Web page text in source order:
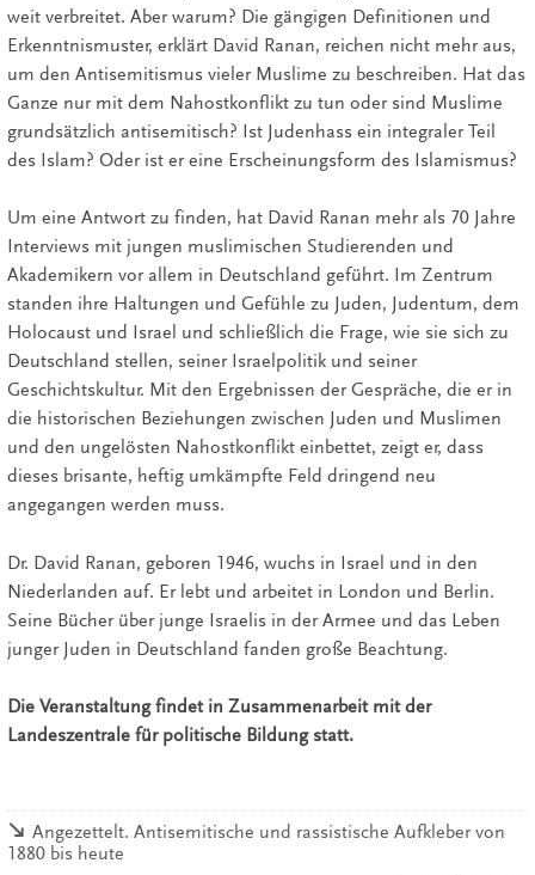
weit verbreitet. Aber warum? Die gängigen Definitionen und
Erkenntnismuster, erklärt David Ranan, reichen nicht mehr aus,
um den Antisemitismus vieler Muslime zu beschreiben. Hat das
Ganze nur mit dem Nahostkonflikt zu tun oder sind Muslime
grundsätzlich antisemitisch? Ist Judenhass ein integraler Teil
des Islam? Oder ist er eine Erscheinungsform des Islamismus?
Um eine Antwort zu finden, hat David Ranan mehr als 70 Jahre
Interviews mit jungen muslimischen Studierenden und
Akademikern vor allem in Deutschland geführt. Im Zentrum
standen ihre Haltungen und Gefühle zu Juden, Judentum, dem
Holocaust und Israel und schließlich die Frage, wie sie sich zu
Deutschland stellen, seiner Israelpolitik und seiner
Geschichtskultur. Mit den Ergebnissen der Gespräche, die er in
die historischen Beziehungen zwischen Juden und Muslimen
und den ungelösten Nahostkonflikt einbettet, zeigt er, dass
dieses brisante, heftig umkämpfte Feld dringend neu
angegangen werden muss.
Dr. David Ranan, geboren 1946, wuchs in Israel und in den
Niederlanden auf. Er lebt und arbeitet in London und Berlin.
Seine Bücher über junge Israelis in der Armee und das Leben
junger Juden in Deutschland fanden große Beachtung.
Die Veranstaltung findet in Zusammenarbeit mit der
Landeszentrale für politische Bildung statt.
Angezettelt. Antisemitische und rassistische Aufkleber von
1880 bis heute